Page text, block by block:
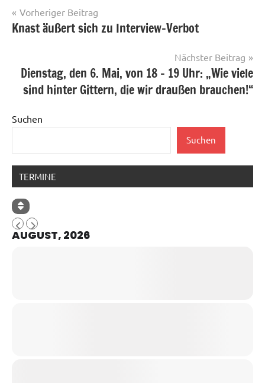
Beitragsnavigation
Vorheriger Beitrag
Knast äußert sich zu Interview-Verbot
Nächster Beitrag
Dienstag, den 6. Mai, von 18 – 19 Uhr: „Wie viele
sind hinter Gittern, die wir draußen brauchen!“
Suchen
Suchen
TERMINE
AUGUST, 2026